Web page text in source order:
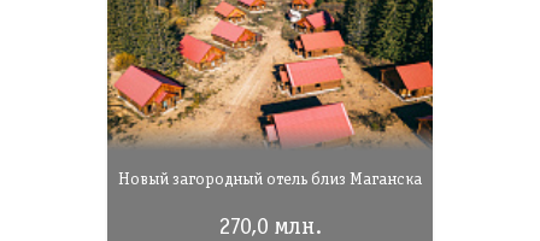
Новый загородный отель близ Маганска
270,0 млн.